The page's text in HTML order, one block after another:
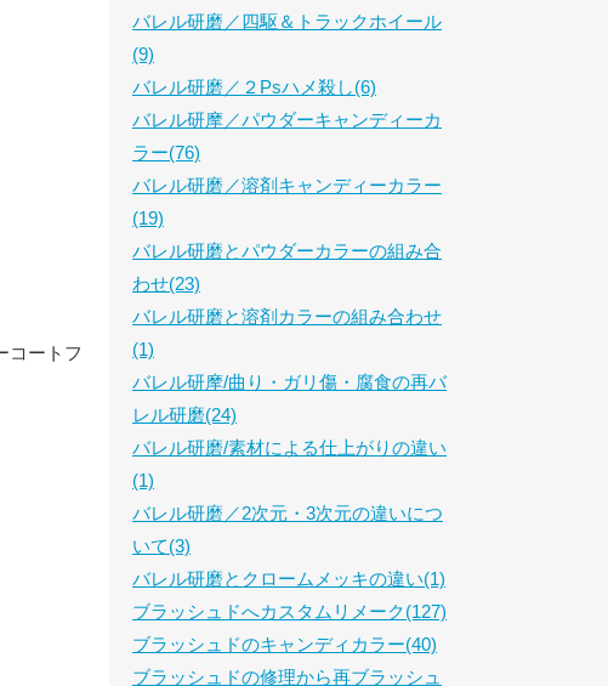
コートフ
バレル研磨／四駆＆トラックホイール
(9)
バレル研磨／２Psハメ殺し(6)
バレル研摩／パウダーキャンディーカ
ラー(76)
バレル研磨／溶剤キャンディーカラー
(19)
バレル研磨とパウダーカラーの組み合
わせ(23)
バレル研磨と溶剤カラーの組み合わせ
(1)
バレル研摩/曲り・ガリ傷・腐食の再バ
レル研磨(24)
バレル研磨/素材による仕上がりの違い
(1)
バレル研磨／2次元・3次元の違いにつ
いて(3)
バレル研磨とクロームメッキの違い(1)
ブラッシュドへカスタムリメーク(127)
ブラッシュドのキャンディカラー(40)
ブラッシュドの修理から再ブラッシュ